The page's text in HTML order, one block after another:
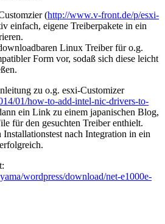
(http://www.v-front.de/p/esxi-
einfach, eigene Treiberpakete in ein
Linux Treiber für o.g.
Form vor, sodaß sich diese leicht
zu o.g. esxi-Customizer
01/how-to-add-intel-nic-drivers-to-
ein Link zu einem japanischen Blog,
für den gesuchten Treiber enthielt.
nach Integration in ein
wordpress/download/net-e1000e-